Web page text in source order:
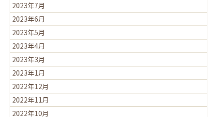
2023年7月
2023年6月
2023年5月
2023年4月
2023年3月
2023年1月
2022年12月
2022年11月
2022年10月